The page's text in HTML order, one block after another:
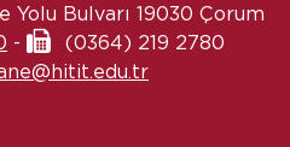
Yolu Bulvarı 19030 Çorum
-
(0364) 219 2780